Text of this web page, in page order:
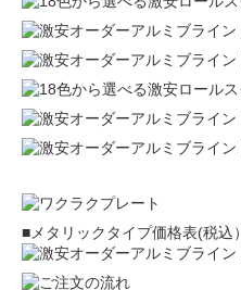
■メタリックタイプ価格表(税込）